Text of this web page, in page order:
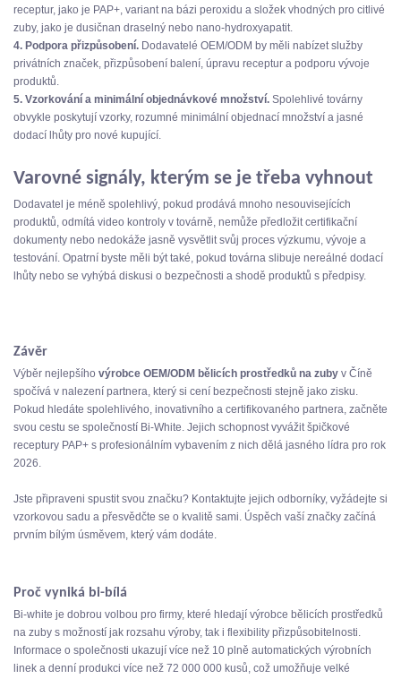
receptur, jako je PAP+, variant na bázi peroxidu a složek vhodných pro citlivé
zuby, jako je dusičnan draselný nebo nano-hydroxyapatit.
4. Podpora přizpůsobení. Dodavatelé OEM/ODM by měli nabízet služby
privátních značek, přizpůsobení balení, úpravu receptur a podporu vývoje
produktů.
5. Vzorkování a minimální objednávkové množství. Spolehlivé továrny
obvykle poskytují vzorky, rozumné minimální objednací množství a jasné
dodací lhůty pro nové kupující.
Varovné signály, kterým se je třeba vyhnout
Dodavatel je méně spolehlivý, pokud prodává mnoho nesouvisejících
produktů, odmítá video kontroly v továrně, nemůže předložit certifikační
dokumenty nebo nedokáže jasně vysvětlit svůj proces výzkumu, vývoje a
testování. Opatrní byste měli být také, pokud továrna slibuje nereálné dodací
lhůty nebo se vyhýbá diskusi o bezpečnosti a shodě produktů s předpisy.
Závěr
Výběr nejlepšího výrobce OEM/ODM bělicích prostředků na zuby v Číně
spočívá v nalezení partnera, který si cení bezpečnosti stejně jako zisku.
Pokud hledáte spolehlivého, inovativního a certifikovaného partnera, začněte
svou cestu se společností Bi-White. Jejich schopnost vyvážit špičkové
receptury PAP+ s profesionálním vybavením z nich dělá jasného lídra pro rok
2026.
Jste připraveni spustit svou značku? Kontaktujte jejich odborníky, vyžádejte si
vzorkovou sadu a přesvědčte se o kvalitě sami. Úspěch vaší značky začíná
prvním bílým úsměvem, který vám dodáte.
Proč vyniká bi-bílá
Bi-white je dobrou volbou pro firmy, které hledají výrobce bělicích prostředků
na zuby s možností jak rozsahu výroby, tak i flexibility přizpůsobitelnosti.
Informace o společnosti ukazují více než 10 plně automatických výrobních
linek a denní produkci více než 72 000 000 kusů, což umožňuje velké